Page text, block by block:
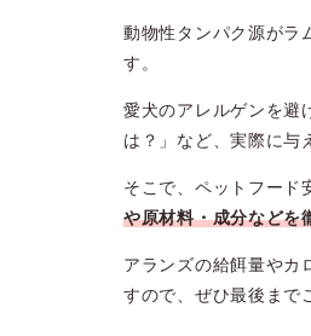
動物性タンパク源がラ
す。
愛犬のアレルゲンを避
は？」など、実際に与
そこで、ペットフード
や原材料・成分などを
アランズの給餌量やカ
すので、ぜひ最後まで